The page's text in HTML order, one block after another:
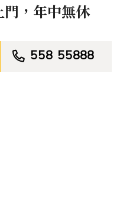
，年中無休
 558 55888